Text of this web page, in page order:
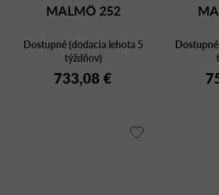
MALMÖ 252
Dostupné (dodacia lehota 5
týždňov)
733,08 €